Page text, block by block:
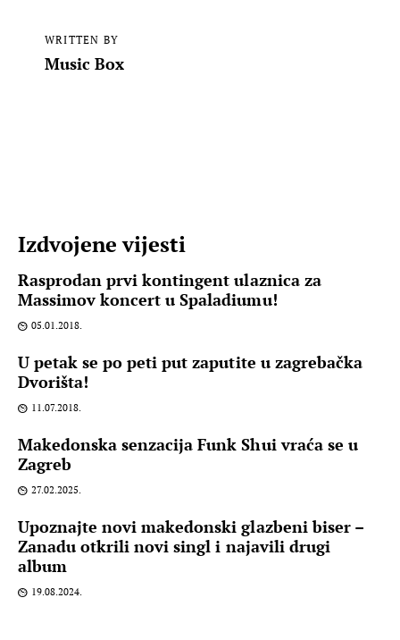
WRITTEN BY
Music Box
Izdvojene vijesti
Rasprodan prvi kontingent ulaznica za
Massimov koncert u Spaladiumu!
05.01.2018.
U petak se po peti put zaputite u zagrebačka
Dvorišta!
11.07.2018.
Makedonska senzacija Funk Shui vraća se u
Zagreb
27.02.2025.
Upoznajte novi makedonski glazbeni biser –
Zanadu otkrili novi singl i najavili drugi
album
19.08.2024.